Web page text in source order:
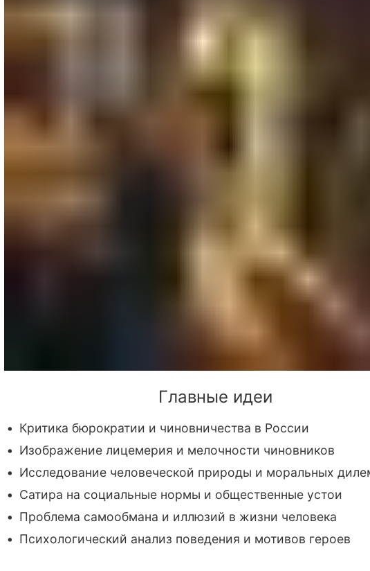
Главные идеи
Критика бюрократии и чиновничества в России
Изображение лицемерия и мелочности чиновников
Исследование человеческой природы и моральных
Сатира на социальные нормы и общественные устои
Проблема самообмана и иллюзий в жизни человека
Психологический анализ поведения и мотивов героев